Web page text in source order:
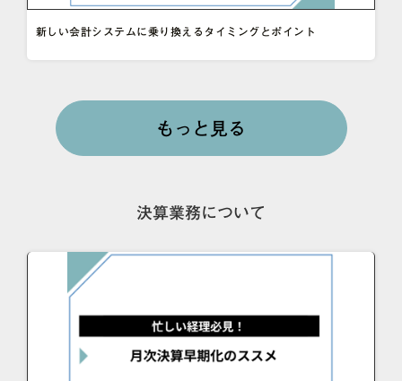
新しい会計システムに乗り換えるタイミングとポイント
もっと見る
決算業務について